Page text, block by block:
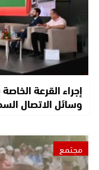
إجراء القرعة
وسائل الاتصال
مجتمع